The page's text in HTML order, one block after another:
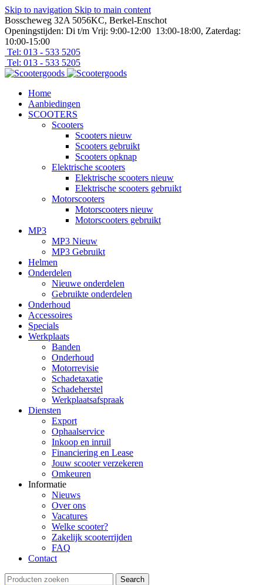
Skip to navigation Skip to main content
Bosscheweg 32A 5056KC, Berkel-Enschot
Openingstijden: Di t/m Vrij: 9:00-12:00 13:00-18:00, Zaterdag:
10:00-15:00
Tel: 013 - 533 5205
Tel: 013 - 533 5205
Home
Aanbiedingen
SCOOTERS
Scooters
Scooters nieuw
Scooters gebruikt
Scooters opknap
Elektrische scooters
Elektrische scooters nieuw
Elektrische scooters gebruikt
Motorscooters
Motorscooters nieuw
Motorscooters gebruikt
MP3
MP3 Nieuw
MP3 Gebruikt
Helmen
Onderdelen
Nieuwe onderdelen
Gebruikte onderdelen
Onderhoud
Accessoires
Specials
Werkplaats
Banden
Onderhoud
Motorrevisie
Schadetaxatie
Schadeherstel
Werkplaatsafspraak
Diensten
Export
Ophaalservice
Inkoop en inruil
Financiering en Lease
Jouw scooter verzekeren
Omkeuren
Informatie
Nieuws
Over ons
Vacatures
Welke scooter?
Zakelijk scooterrijden
FAQ
Contact
Search